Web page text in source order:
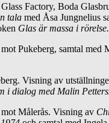
Factory, Boda
tala med Åsa Jungnelius
Glas är massa i rörelse.
Pukeberg, samtal med
Visning av
i dialog med Malin
Målerås. Visning av